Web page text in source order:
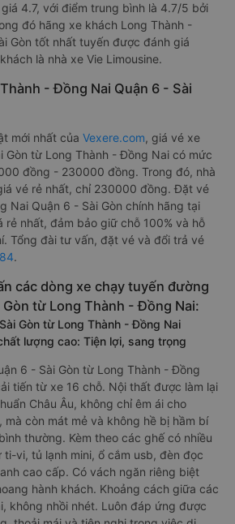
4.7, với điểm trung bình là 4.7/5 bởi
đó hãng xe khách Long Thành -
Gòn tốt nhất tuyến được đánh giá
là nhà xe Vie Limousine.
- Đồng Nai Quận 6 - Sài
mới nhất của Vexere.com, giá vé xe
Gòn từ Long Thành - Đồng Nai có mức
đồng - 230000 đồng. Trong đó, nhà
vé rẻ nhất, chỉ 230000 đồng. Đặt vé
Nai Quận 6 - Sài Gòn chính hãng tại
rẻ nhất, đảm bảo giữ chỗ 100% và hỗ
Tổng đài tư vấn, đặt vé và đổi trả vé
.
các dòng xe chạy tuyến đường
từ Long Thành - Đồng Nai:
Gòn từ Long Thành - Đồng Nai
lượng cao: Tiện lợi, sang trọng
6 - Sài Gòn từ Long Thành - Đồng
tiến từ xe 16 chỗ. Nội thất được làm lại
Châu Âu, không chỉ êm ái cho
mà còn mát mẻ và không hề bị hầm bí
thường. Kèm theo các ghế có nhiều
ti-vi, tủ lạnh mini, ổ cắm usb, đèn đọc
cao cấp. Có vách ngăn riêng biệt
hành khách. Khoảng cách giữa các
không nhồi nhét. Luôn đáp ứng được